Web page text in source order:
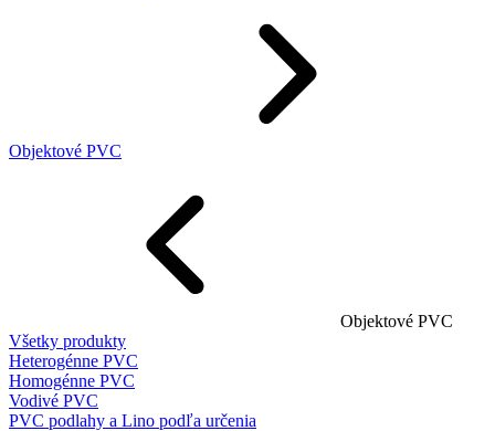
Objektové PVC
Objektové PVC
Všetky produkty
Heterogénne PVC
Homogénne PVC
Vodivé PVC
PVC podlahy a Lino podľa určenia